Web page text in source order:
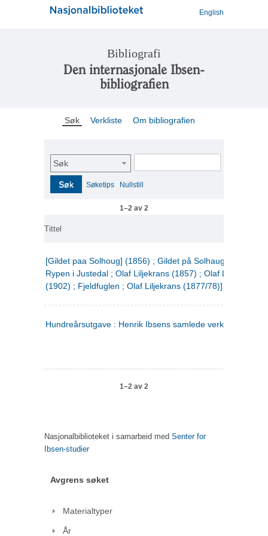
English
Bibliografi
Den internasjonale Ibsen-
bibliografien
Søk Verkliste Om bibliografien
Søk
Søk Søketips Nullstill
1–2 av 2
Tittel
[Gildet paa Solhoug] (1856) ; Gildet på Solhaug (1883) ;
Rypen i Justedal ; Olaf Liljekrans (1857) ; Olaf Liljekrans
(1902) ; Fjeldfuglen ; Olaf Liljekrans (1877/78)]
Hundreårsutgave : Henrik Ibsens samlede verker. 3
1–2 av 2
Nasjonalbiblioteket i samarbeid med Senter for
Ibsen-studier
Avgrens søket
Materialtyper
År